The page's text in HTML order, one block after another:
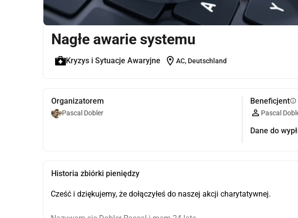
Nagłe awarie systemu
Kryzys i Sytuacje Awaryjne location_on AC, Deutschland
Organizatorem
Pascal Dobler
Beneficjentinfo
Pascal
Dane do
Historia zbiórki pieniędzy
Cześć i dziękujemy, że dołączyłeś do naszej akcji charytatywnej.